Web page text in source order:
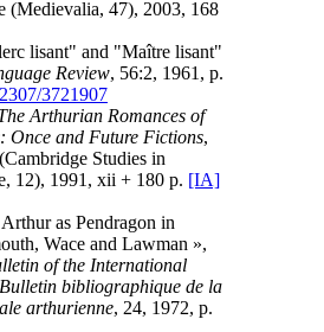
(Medievalia, 47), 2003, 168
lisant" and "Maître lisant"
Review, 56:2, 1961, p.
3721907
Arthurian Romances of
Once and Future Fictions,
Studies in
12), 1991, xii + 180 p. [IA]
as Pendragon in
Wace and Lawman »,
of the International
bibliographique de la
arthurienne, 24, 1972, p.